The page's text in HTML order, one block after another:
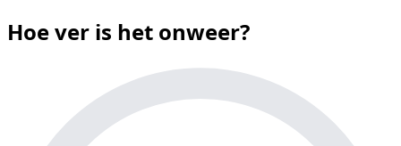
Hoe ver is het onweer?